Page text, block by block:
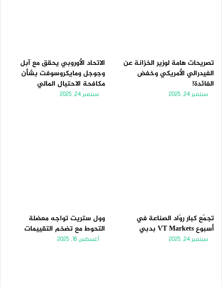
تصريحات هامة لوزير الخزانة عن
الفيدرالي الأمريكي وخفض
الفائدة!
سبتمبر 24, 2025
الاتحاد الأوروبي يحقق مع آبل
وجوجل ومايكروسوفت بشأن
مكافحة الاحتيال المالي
سبتمبر 24, 2025
تجمّع كبار روّاد الصناعة في
أسبوع VT Markets بدبي
سبتمبر 24, 2025
وول ستريت تواجه معضلة
التحوط مع تضخم التقييمات
أغسطس 16, 2025